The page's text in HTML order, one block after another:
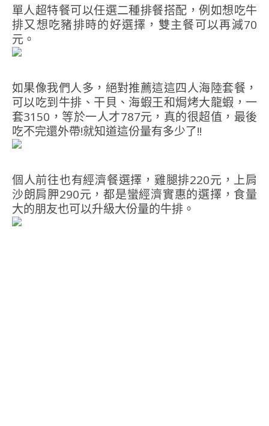
單人超特餐可以任選二種排餐搭配，例如想吃牛
排又想吃豬排時的好選擇，雙主餐可以再減70
元。
如果像我們人多，絕對推薦這這四人海陸套餐，
可以吃到牛排、干貝、海蝦王和焗烤大龍蝦，一
套3150，等於一人才787元，真的很超值，最後
吃不完還外帶!就知道這份量有多少了!!
個人前往也有經濟餐選擇，雞腿排220元，上肩
沙朗肩胛290元，都是蠻經濟實惠的選擇，食量
大的朋友也可以升級大份量的牛排。